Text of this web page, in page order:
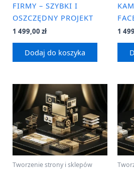
FIRMY – SZYBKI I
OSZCZĘDNY PROJEKT
1 499,00 zł
Dodaj do koszyka
1
Tworzenie strony i sklepów